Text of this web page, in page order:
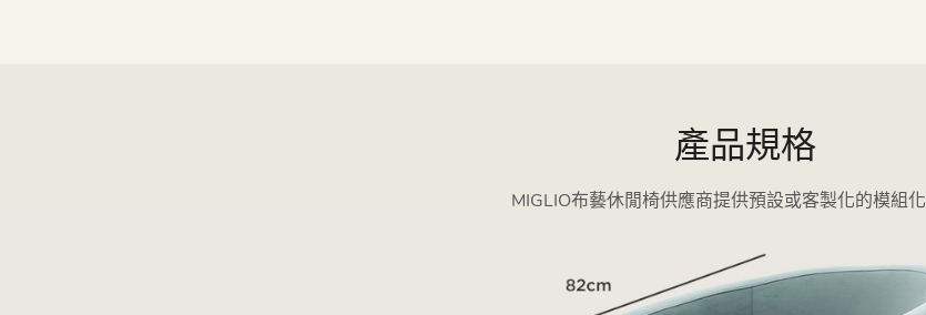
產品規格
MIGLIO布藝休閒椅供應商提供預設或客製化的模組